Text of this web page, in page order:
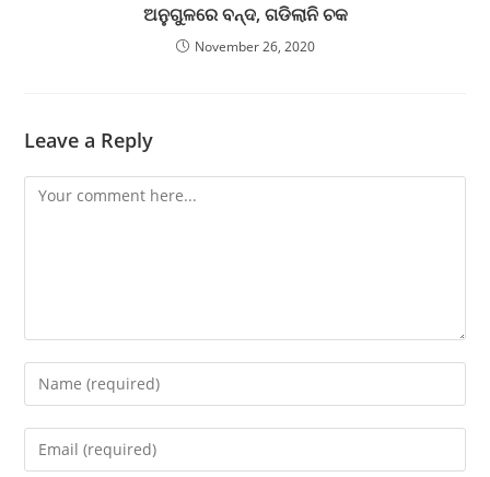
ଅନୁଗୁଳରେ ବନ୍ଦ, ଗଡିଲାନି ଚକ
November 26, 2020
Leave a Reply